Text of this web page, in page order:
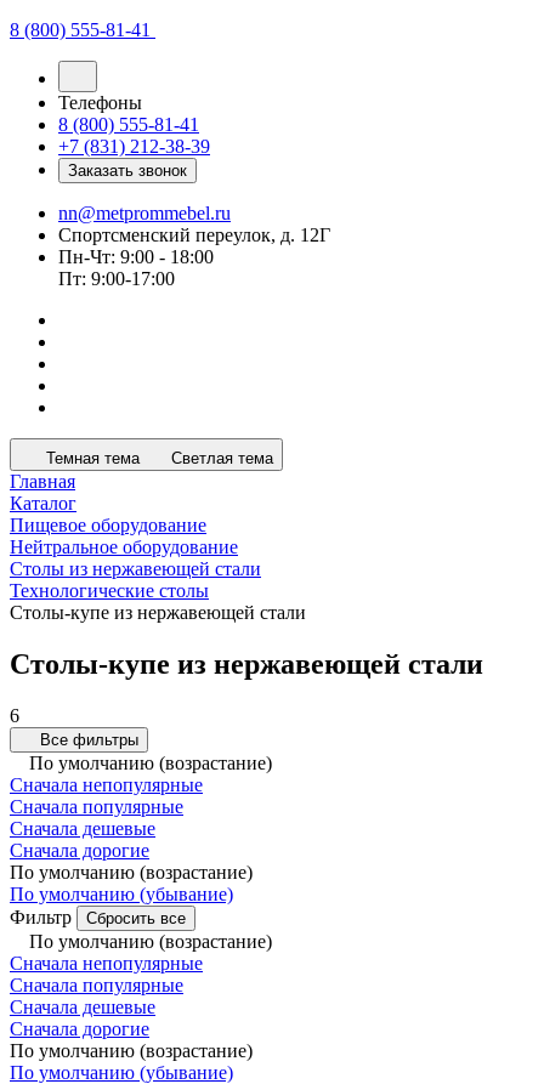
8 (800) 555-81-41
Телефоны
8 (800) 555-81-41
+7 (831) 212-38-39
Заказать звонок
nn@metprommebel.ru
Спортсменский переулок, д. 12Г
Пн-Чт: 9:00 - 18:00
Пт: 9:00-17:00
Темная тема Светлая тема
Главная
Каталог
Пищевое оборудование
Нейтральное оборудование
Столы из нержавеющей стали
Технологические столы
Столы-купе из нержавеющей стали
Столы-купе из нержавеющей стали
6
Все фильтры
По умолчанию (возрастание)
Сначала непопулярные
Сначала популярные
Сначала дешевые
Сначала дорогие
По умолчанию (возрастание)
По умолчанию (убывание)
Фильтр
Сбросить все
По умолчанию (возрастание)
Сначала непопулярные
Сначала популярные
Сначала дешевые
Сначала дорогие
По умолчанию (возрастание)
По умолчанию (убывание)